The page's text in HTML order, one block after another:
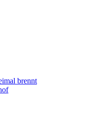
brennt